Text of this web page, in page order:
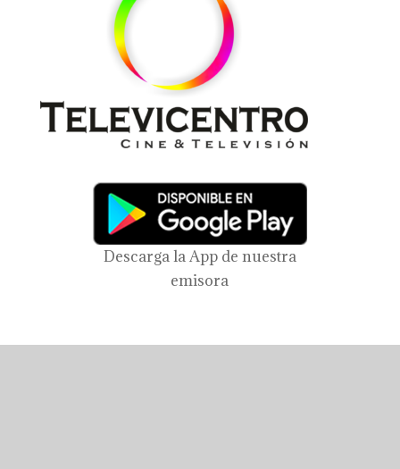
Descarga la App de nuestra
emisora